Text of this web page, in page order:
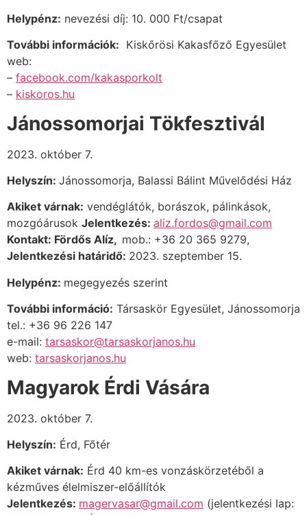
Helypénz: nevezési díj: 10. 000 Ft/csapat
További információk: Kiskőrösi Kakasfőző Egyesület
web:
– facebook.com/kakasporkolt
– kiskoros.hu
Jánossomorjai Tökfesztivál
2023. október 7.
Helyszín: Jánossomorja, Balassi Bálint Művelődési Ház
Akiket várnak: vendéglátók, borászok, pálinkások,
mozgóárusok Jelentkezés: aliz.fordos@gmail.com
Kontakt: Fördős Alíz, mob.: +36 20 365 9279,
Jelentkezési határidő: 2023. szeptember 15.
Helypénz: megegyezés szerint
További információ: Társaskör Egyesület, Jánossomorja
tel.: +36 96 226 147
e-mail: tarsaskor@tarsaskorjanos.hu
web: tarsaskorjanos.hu
Magyarok Érdi Vására
2023. október 7.
Helyszín: Érd, Főtér
Akiket várnak: Érd 40 km-es vonzáskörzetéből a
kézműves élelmiszer-előállítók
Jelentkezés: magervasar@gmail.com (jelentkezési lap: